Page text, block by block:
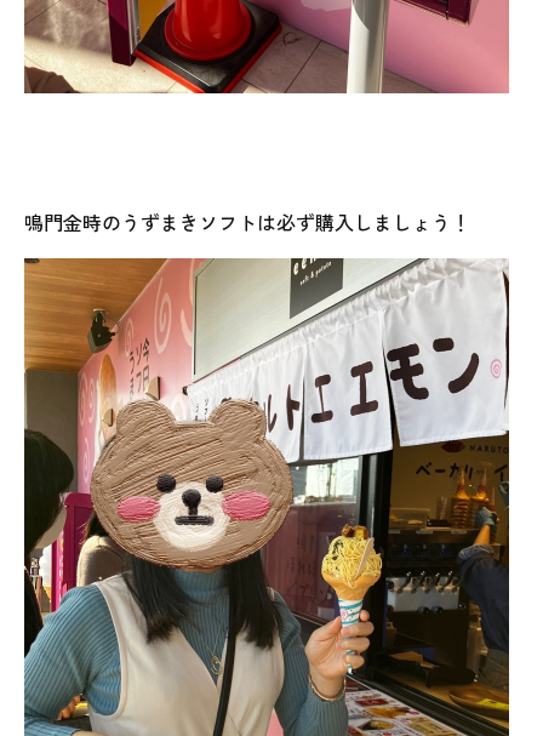
鳴門金時のうずまきソフトは必ず購入しましょう！